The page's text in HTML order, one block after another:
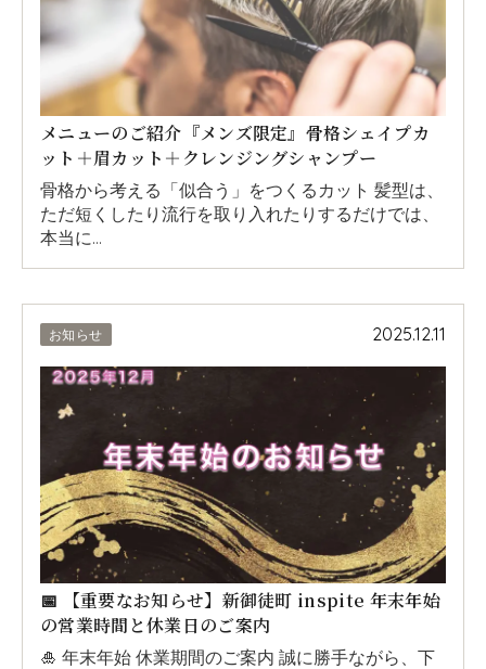
メニューのご紹介『メンズ限定』骨格シェイプカ
ット＋眉カット＋クレンジングシャンプー
骨格から考える「似合う」をつくるカット 髪型は、
ただ短くしたり流行を取り入れたりするだけでは、
本当に…
お知らせ 2025.12.11
📅 【重要なお知らせ】新御徒町 inspite 年末年始
の営業時間と休業日のご案内
🎍 年末年始 休業期間のご案内 誠に勝手ながら、下